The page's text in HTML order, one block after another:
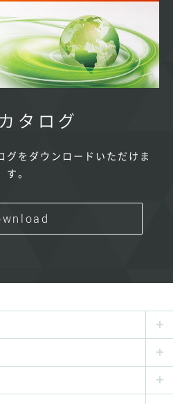
タログ
グをダウンロードいただけま
す。